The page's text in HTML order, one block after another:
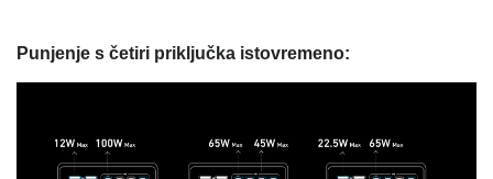
Punjenje s četiri priključka istovremeno: